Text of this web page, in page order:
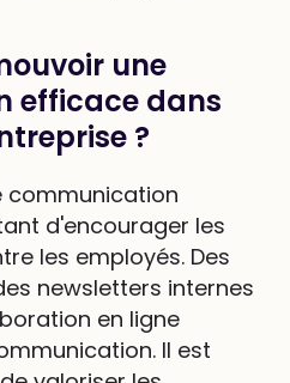
une
efficace dans
?
communication
d'encourager les
les employés. Des
newsletters internes
en ligne
Il est